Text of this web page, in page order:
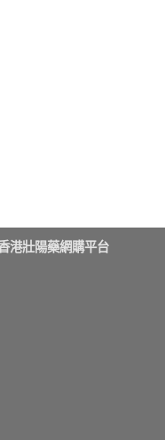
港壯陽藥網購平台